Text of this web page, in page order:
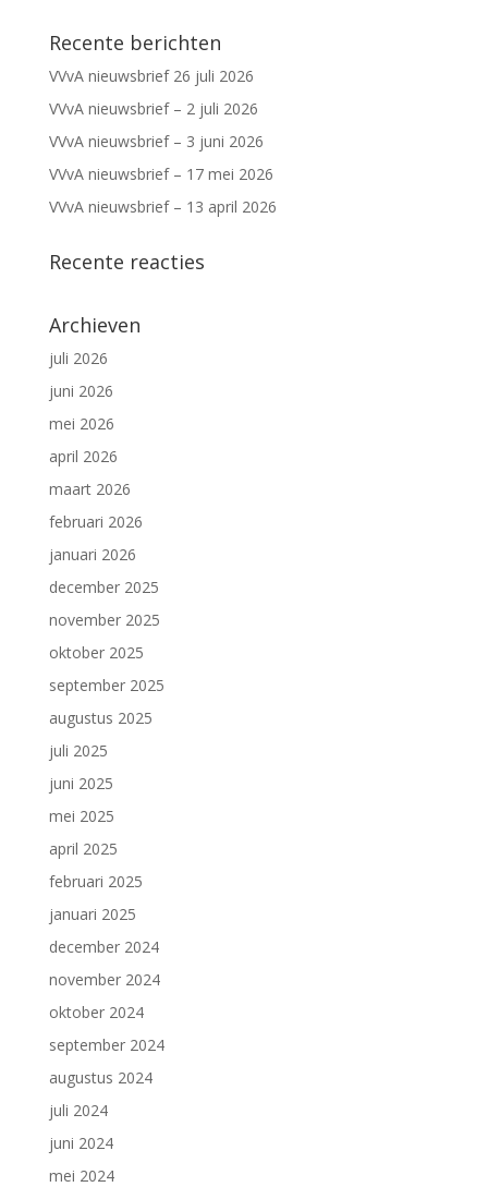
Recente berichten
VVvA nieuwsbrief 26 juli 2026
VVvA nieuwsbrief – 2 juli 2026
VVvA nieuwsbrief – 3 juni 2026
VVvA nieuwsbrief – 17 mei 2026
VVvA nieuwsbrief – 13 april 2026
Recente reacties
Archieven
juli 2026
juni 2026
mei 2026
april 2026
maart 2026
februari 2026
januari 2026
december 2025
november 2025
oktober 2025
september 2025
augustus 2025
juli 2025
juni 2025
mei 2025
april 2025
februari 2025
januari 2025
december 2024
november 2024
oktober 2024
september 2024
augustus 2024
juli 2024
juni 2024
mei 2024